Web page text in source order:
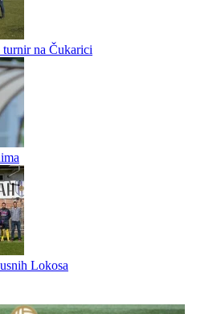
na Čukarici
Lokosa